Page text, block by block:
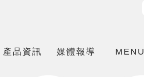
產品資訊 媒體報導 MENU